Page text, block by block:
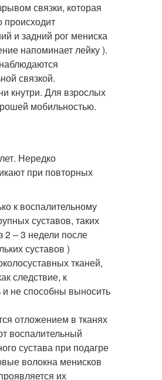
связки, которая
происходит
и задний рог мениска
напоминает лейку ).
связкой.
кнутри. Для взрослых
мобильностью.
Нередко
при повторных
к воспалительному
суставов, таких
2 – 3 недели после
суставов )
тканей,
следствие, к
не способны выносить
отложением в тканях
воспалительный
сустава при подагре
волокна менисков
их